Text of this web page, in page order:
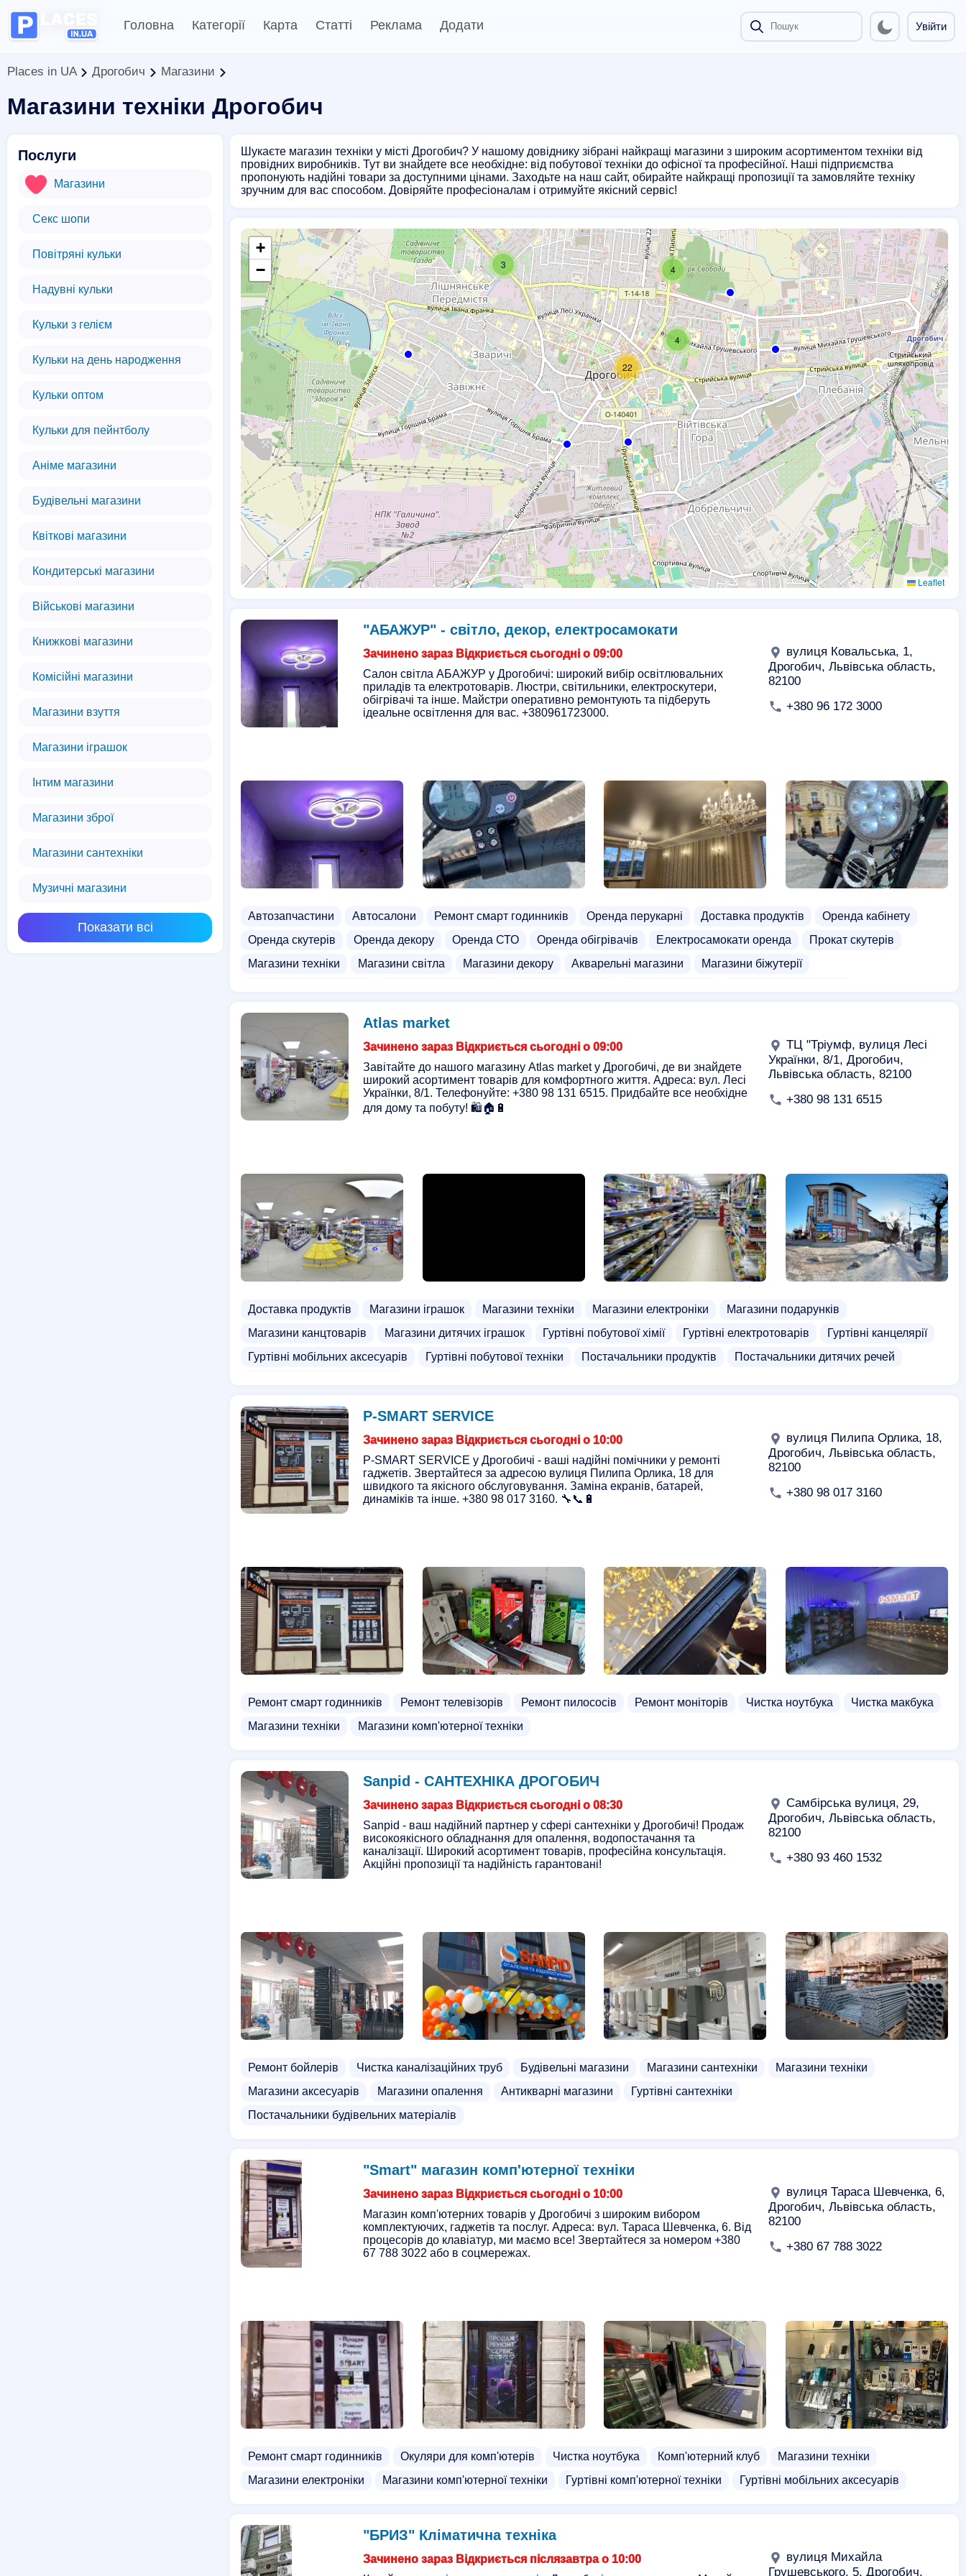
Головна Категорії Карта Статті Реклама Додати Увійти
Places in UA Дрогобич Магазини
Магазини техніки Дрогобич
Послуги
Магазини
Секс шопи
Повітряні кульки
Надувні кульки
Кульки з гелієм
Кульки на день народження
Кульки оптом
Кульки для пейнтболу
Аніме магазини
Будівельні магазини
Квіткові магазини
Кондитерські магазини
Військові магазини
Книжкові магазини
Комісійні магазини
Магазини взуття
Магазини іграшок
Інтим магазини
Магазини зброї
Магазини сантехніки
Музичні магазини
Показати всі
Шукаєте магазин техніки у місті Дрогобич? У нашому довіднику зібрані найкращі магазини з широким асортиментом техніки від
провідних виробників. Тут ви знайдете все необхідне: від побутової техніки до офісної та професійної. Наші підприємства
пропонують надійні товари за доступними цінами. Заходьте на наш сайт, обирайте найкращі пропозиції та замовляйте техніку
зручним для вас способом. Довіряйте професіоналам і отримуйте якісний сервіс!
3
4
4
22
+
−
Leaflet
"АБАЖУР" - світло, декор, електросамокати
Зачинено зараз Відкриється сьогодні о 09:00
Салон світла АБАЖУР у Дрогобичі: широкий вибір освітлювальних
приладів та електротоварів. Люстри, світильники, електроскутери,
обігрівачі та інше. Майстри оперативно ремонтують та підберуть
ідеальне освітлення для вас. +380961723000.
вулиця Ковальська, 1,
Дрогобич, Львівська область,
82100
+380 96 172 3000
Автозапчастини Автосалони Ремонт смарт годинників Оренда перукарні Доставка продуктів
Оренда кабінету
Оренда скутерів
Оренда декору Оренда СТО Оренда обігрівачів Електросамокати оренда
Прокат скутерів
Магазини техніки
Магазини світла Магазини декору Акварельні магазини
Магазини біжутерії
Магазини біжутерії
Atlas market
Зачинено зараз Відкриється сьогодні о 09:00
Завітайте до нашого магазину Atlas market у Дрогобичі, де ви знайдете
широкий асортимент товарів для комфортного життя. Адреса: вул. Лесі
Українки, 8/1. Телефонуйте: +380 98 131 6515. Придбайте все необхідне
для дому та побуту! 🛍️🏠🔋
ТЦ "Тріумф, вулиця Лесі
Українки, 8/1, Дрогобич,
Львівська область, 82100
+380 98 131 6515
Доставка продуктів Магазини іграшок Магазини техніки Магазини електроніки
Магазини подарунків
Магазини канцтоварів
Магазини дитячих іграшок Гуртівні побутової хімії Гуртівні електротоварів
Гуртівні канцелярії
Гуртівні мобільних аксесуарів
Гуртівні побутової техніки Постачальники продуктів
Постачальники дитячих речей
P-SMART SERVICE
Зачинено зараз Відкриється сьогодні о 10:00
P-SMART SERVICE у Дрогобичі - ваші надійні помічники у ремонті
гаджетів. Звертайтеся за адресою вулиця Пилипа Орлика, 18 для
швидкого та якісного обслуговування. Заміна екранів, батарей,
динаміків та інше. +380 98 017 3160. 🔧📞🔋
вулиця Пилипа Орлика, 18,
Дрогобич, Львівська область,
82100
+380 98 017 3160
Ремонт смарт годинників Ремонт телевізорів Ремонт пилососів Ремонт моніторів Чистка ноутбука
Чистка макбука
Магазини техніки
Магазини комп'ютерної техніки
Sanpid - САНТЕХНІКА ДРОГОБИЧ
Зачинено зараз Відкриється сьогодні о 08:30
Sanpid - ваш надійний партнер у сфері сантехніки у Дрогобичі! Продаж
високоякісного обладнання для опалення, водопостачання та
каналізації. Широкий асортимент товарів, професійна консультація.
Акційні пропозиції та надійність гарантовані!
Самбірська вулиця, 29,
Дрогобич, Львівська область,
82100
+380 93 460 1532
Ремонт бойлерів Чистка каналізаційних труб Будівельні магазини Магазини сантехніки
Магазини техніки
Магазини аксесуарів
Магазини опалення Антикварні магазини
Гуртівні сантехніки
Постачальники будівельних матеріалів
"Smart" магазин комп'ютерної техніки
Зачинено зараз Відкриється сьогодні о 10:00
Магазин комп'ютерних товарів у Дрогобичі з широким вибором
комплектуючих, гаджетів та послуг. Адреса: вул. Тараса Шевченка, 6. Від
процесорів до клавіатур, ми маємо все! Звертайтеся за номером +380
67 788 3022 або в соцмережах.
вулиця Тараса Шевченка, 6,
Дрогобич, Львівська область,
82100
+380 67 788 3022
Ремонт смарт годинників Окуляри для комп'ютерів Чистка ноутбука Комп'ютерний клуб
Магазини техніки
Магазини електроніки
Магазини комп'ютерної техніки Гуртівні комп'ютерної техніки Гуртівні мобільних аксесуарів
"БРИЗ" Кліматична техніка
Зачинено зараз Відкриється післязавтра о 10:00
вулиця Михайла
Грушевського, 5, Дрогобич,